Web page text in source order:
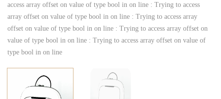
access array offset on value of type bool in on line : Trying to access
array offset on value of type bool in on line : Trying to access array
offset on value of type bool in on line : Trying to access array offset on
value of type bool in on line : Trying to access array offset on value of
type bool in on line